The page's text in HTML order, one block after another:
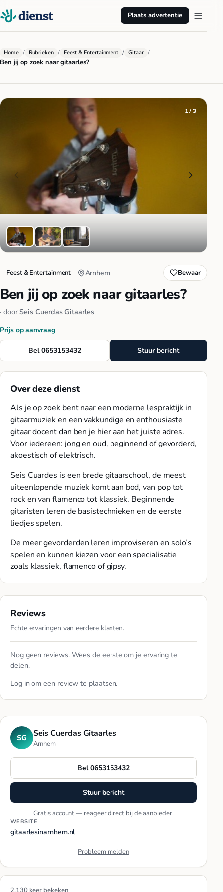
Plaats advertentie
Home / Rubrieken / Feest & Entertainment / Gitaar /
Ben jij op zoek naar gitaarles?
1 / 3
Feest & Entertainment Arnhem Bewaar
Ben jij op zoek naar gitaarles?
· doorSeis Cuerdas Gitaarles
Prijs op aanvraag
Bel 0653153432 Stuur bericht
Over deze dienst
Als je op zoek bent naar een moderne lespraktijk in
gitaarmuziek en een vakkundige en enthousiaste
gitaar docent dan ben je hier aan het juiste adres.
Voor iedereen: jong en oud, beginnend of gevorderd,
akoestisch of elektrisch.
Seis Cuardes is een brede gitaarschool, de meest
uiteenlopende muziek komt aan bod, van pop tot
rock en van flamenco tot klassiek. Beginnende
gitaristen leren de basistechnieken en de eerste
liedjes spelen.
De meer gevorderden leren improviseren en solo’s
spelen en kunnen kiezen voor een specialisatie
zoals klassiek, flamenco of gipsy.
Reviews
Echte ervaringen van eerdere klanten.
Nog geen reviews. Wees de eerste om je ervaring te
delen.
Log in om een review te plaatsen.
SG Seis Cuerdas Gitaarles
Arnhem
Bel 0653153432
Stuur bericht
Gratis account — reageer direct bij de aanbieder.
WEBSITE
gitaarlesinarnhem.nl
Probleem melden
2.130 keer bekeken